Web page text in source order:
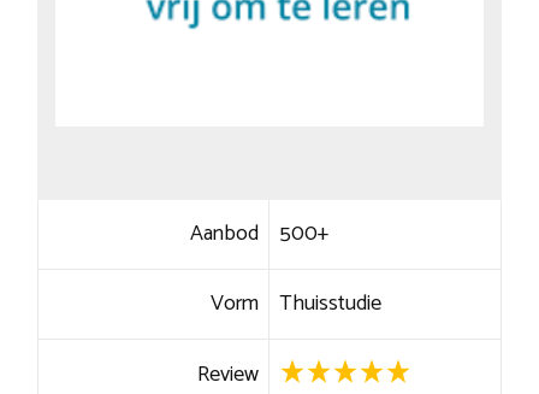
Aanbod 500+
Vorm Thuisstudie
Review